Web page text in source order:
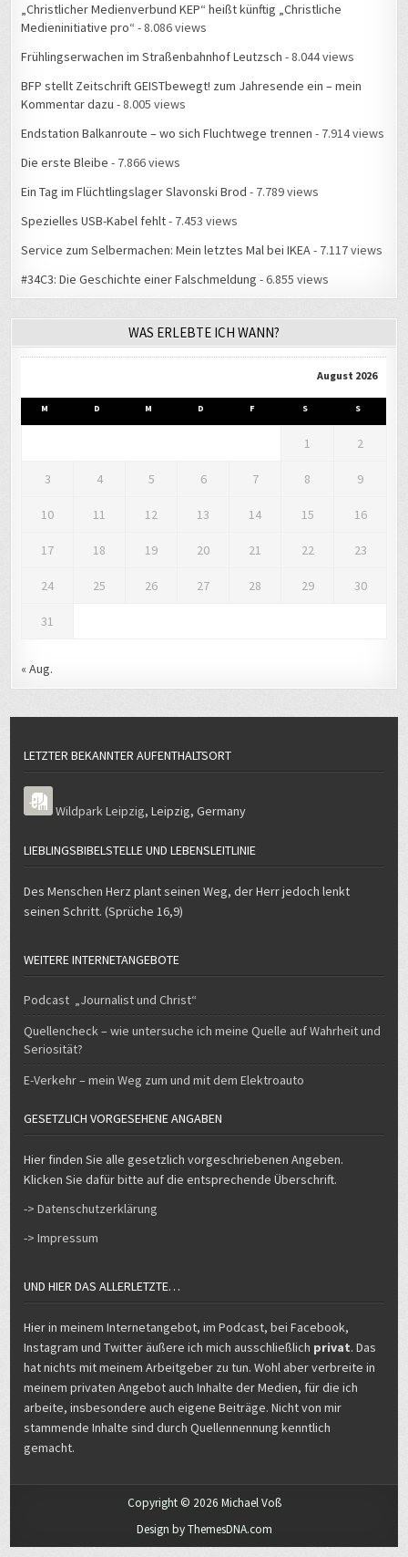
„Christlicher Medienverbund KEP“ heißt künftig „Christliche
Medieninitiative pro“ - 8.086 views
Frühlingserwachen im Straßenbahnhof Leutzsch - 8.044 views
BFP stellt Zeitschrift GEISTbewegt! zum Jahresende ein – mein
Kommentar dazu - 8.005 views
Endstation Balkanroute – wo sich Fluchtwege trennen - 7.914 views
Die erste Bleibe - 7.866 views
Ein Tag im Flüchtlingslager Slavonski Brod - 7.789 views
Spezielles USB-Kabel fehlt- 7.453 views
Service zum Selbermachen: Mein letztes Mal bei IKEA- 7.117 views
#34C3: Die Geschichte einer Falschmeldung - 6.855 views
WAS ERLEBTE ICH WANN?
August 2026
M D M D F S S
1 2
3 4 5 6 7 8 9
10 11 12 13 14 15 16
17 18 19 20 21 22 23
24 25 26 27 28 29 30
31
« Aug.
LETZTER BEKANNTER AUFENTHALTSORT
Wildpark Leipzig,Leipzig,Germany
LIEBLINGSBIBELSTELLE UND LEBENSLEITLINIE
Des Menschen Herz plant seinen Weg, der Herr jedoch lenkt
seinen Schritt. (Sprüche 16,9)
WEITERE INTERNETANGEBOTE
Podcast „Journalist und Christ“
Quellencheck – wie untersuche ich meine Quelle auf Wahrheit und
Seriosität?
E-Verkehr – mein Weg zum und mit dem Elektroauto
GESETZLICH VORGESEHENE ANGABEN
Hier finden Sie alle gesetzlich vorgeschriebenen Angeben.
Klicken Sie dafür bitte auf die entsprechende Überschrift.
-> Datenschutzerklärung
-> Impressum
UND HIER DAS ALLERLETZTE…
Hier in meinem Internetangebot, im Podcast, bei Facebook,
Instagram und Twitter äußere ich mich ausschließlich privat. Das
hat nichts mit meinem Arbeitgeber zu tun. Wohl aber verbreite in
meinem privaten Angebot auch Inhalte der Medien, für die ich
arbeite, insbesondere auch eigene Beiträge. Nicht von mir
stammende Inhalte sind durch Quellennennung kenntlich
gemacht.
Copyright © 2026 Michael Voß
Design by ThemesDNA.com